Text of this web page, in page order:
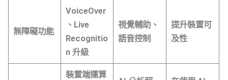
無障礙功能
VoiceOver
、Live
Recognitio
n 升級
視覺輔助、
語音控制
提升裝置可
及性
裝置端運算